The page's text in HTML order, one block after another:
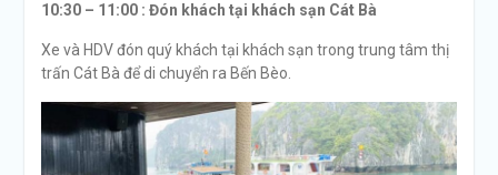
10:30 – 11:00 : Đón khách tại khách sạn Cát Bà
Xe và HDV đón quý khách tại khách sạn trong trung tâm thị
trấn Cát Bà để di chuyển ra Bến Bèo.